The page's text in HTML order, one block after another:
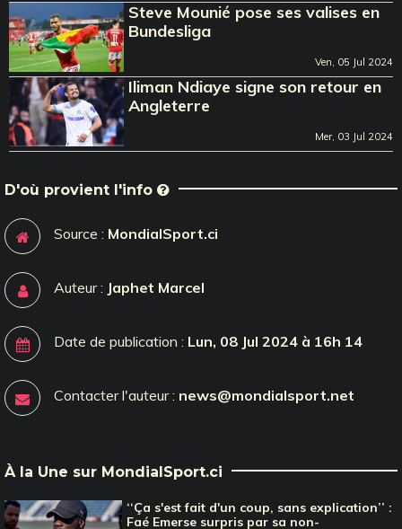
Steve Mounié pose ses valises en
Bundesliga
Ven, 05 Jul 2024
Iliman Ndiaye signe son retour en
Angleterre
Mer, 03 Jul 2024
D'où provient l'info
Source : MondialSport.ci
Auteur : Japhet Marcel
Date de publication : Lun, 08 Jul 2024 à 16h 14
Contacter l'auteur : news@mondialsport.net
À la Une sur MondialSport.ci
‘‘Ça s'est fait d'un coup, sans explication’’ :
Faé Emerse surpris par sa non-